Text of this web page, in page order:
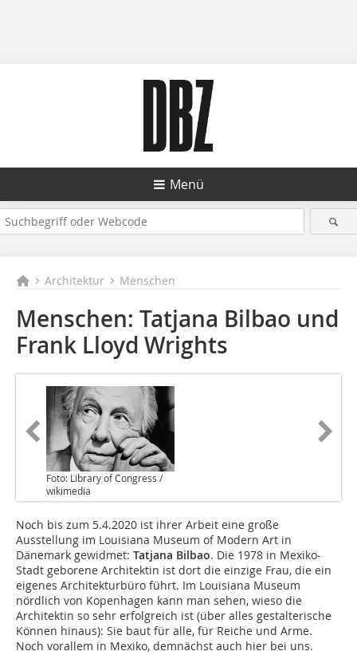
Menü
Architektur Menschen
Menschen: Tatjana Bilbao und
Frank Lloyd Wrights
Foto: Library of Congress /
wikimedia
Noch bis zum 5.4.2020 ist ihrer Arbeit eine große
Ausstellung im Louisiana Museum of Modern Art in
Dänemark gewidmet: Tatjana Bilbao. Die 1978 in Mexiko-
Stadt geborene Architektin ist dort die einzige Frau, die ein
eigenes Architekturbüro führt. Im Louisiana Museum
nördlich von Kopenhagen kann man sehen, wieso die
Architektin so sehr erfolgreich ist (über alles gestalterische
Können hinaus): Sie baut für alle, für Reiche und Arme.
Noch vorallem in Mexiko, demnächst auch hier bei uns.